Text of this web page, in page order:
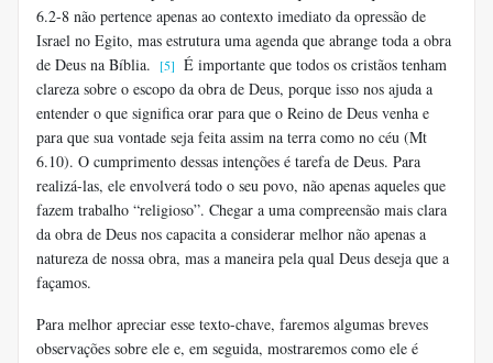
6.2-8 não pertence apenas ao contexto imediato da opressão de
Israel no Egito, mas estrutura uma agenda que abrange toda a obra
de Deus na Bíblia.
[5] É importante que todos os cristãos tenham
clareza sobre o escopo da obra de Deus, porque isso nos ajuda a
entender o que significa orar para que o Reino de Deus venha e
para que sua vontade seja feita assim na terra como no céu (Mt
6.10). O cumprimento dessas intenções é tarefa de Deus. Para
realizá-las, ele envolverá todo o seu povo, não apenas aqueles que
fazem trabalho “religioso”. Chegar a uma compreensão mais clara
da obra de Deus nos capacita a considerar melhor não apenas a
natureza de nossa obra, mas a maneira pela qual Deus deseja que a
façamos.
Para melhor apreciar esse texto-chave, faremos algumas breves
observações sobre ele e, em seguida, mostraremos como ele é